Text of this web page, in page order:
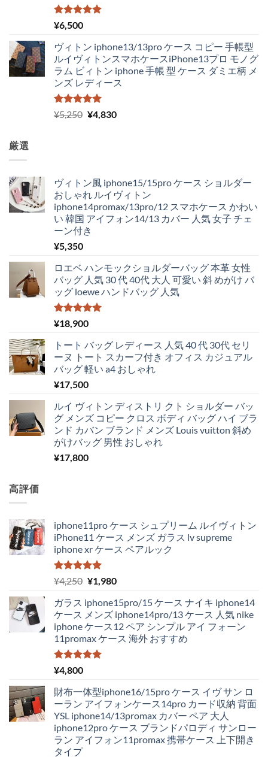
5段階中
5.00
¥6,500
ヴィトン iphone13/13pro ケース コピー 手帳型
ルイヴィトンスマホケースiPhone13プロ モノグ
ラム ビィトン iphone 手帳 型 ケース ダミエ柄 メ
ンズ レディース
5段階中
5.00
の評価
¥5,250 元
¥5,250
で
し
た。
¥4,830現
¥4,830
で
す。
厳選
ヴィトン風 iphone15/15pro ケース ショルダー
おしゃれ ルイヴィトン
iphone14promax/13pro/12 スマホケース かわい
い 韓国 アイフォン14/13 カバー 人気 女子 チェ
ーン付き
¥5,350
ロエベ ハンモックショルダーバッグ 本革 女性
バッグ 人気 30 代 40代 大人 可愛い 斜 めがけ バ
ッグ loewe ハンドバッグ 人気
5段階中
5.00の評価
¥18,900
トート バッグ レディース 人気 40 代 30代 セリ
ーヌ トート スカーフ付き オフィス カジュアル
バッグ 軽い a4 おしゃれ
¥17,500
ルイ ヴィトン ディストリ クト ショルダー バッ
グ メンズ コピー クロス ボディ バッグ ハイ ブラ
ンド カバン ブランド メンズ Louis vuitton 斜め
がけバッグ 男性 おしゃれ
¥17,800
高評価
iphone11pro ケース シュプリーム ルイヴィトン
iPhone11 ケース メンズ ガラス lv supreme
iphone xr ケース ペアルック
5段階中
5.00
の評価
¥4,250 元
価
格
は
¥4,250
で
¥1,980現
の
価
格
は
ガラス iphone15pro/15 ケース ナイキ iphone14
ケース メンズ iphone14pro/13 ケース 人気 nike
iphone ケース12 ペア シンプル アイ フォーン
11promax ケース 海外 おすすめ
5段階中
5.00
¥4,800
財布一体型iphone16/15pro ケース イヴ サン ロ
ーラン アイフォンケース14pro カード収納 背面
YSL iphone14/13promax カバー ペア 大人
iphone12pro ケース ブランドパロディ サンロー
ラン アイフォン11promax 携帯ケース 上下開き
タイプ